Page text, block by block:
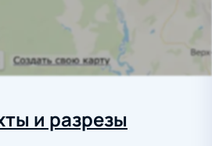
и разрезы